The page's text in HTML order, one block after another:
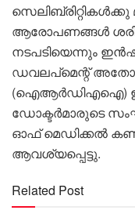
ആരോപണങ്ങൾ
നടപടിയെന്നും
ഡവലപ്‌മെന്റ്
(ഐആർഡിഎഐ)
ഡോക്ടർമാരുടെ
ഓഫ് മെഡിക്കൽ
ആവശ്യപ്പെട്ടു.
Related Post